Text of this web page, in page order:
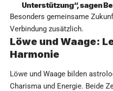
Unterstützung“, sagen
Besonders gemeinsame
Verbindung zusätzlich.
Löwe und Waage:
Harmonie
Löwe und Waage bilden
Charisma und Energie. Beide